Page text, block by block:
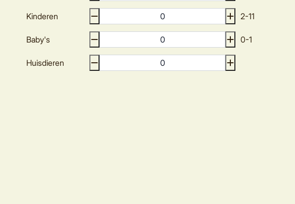
Kinderen 2-11
Baby's 0-1
Huisdieren